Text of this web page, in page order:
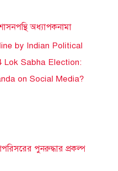
অধ্যাপকনামা
by Indian Political
Lok Sabha Election:
on Social Media?
পুনরুদ্ধার প্রকল্প